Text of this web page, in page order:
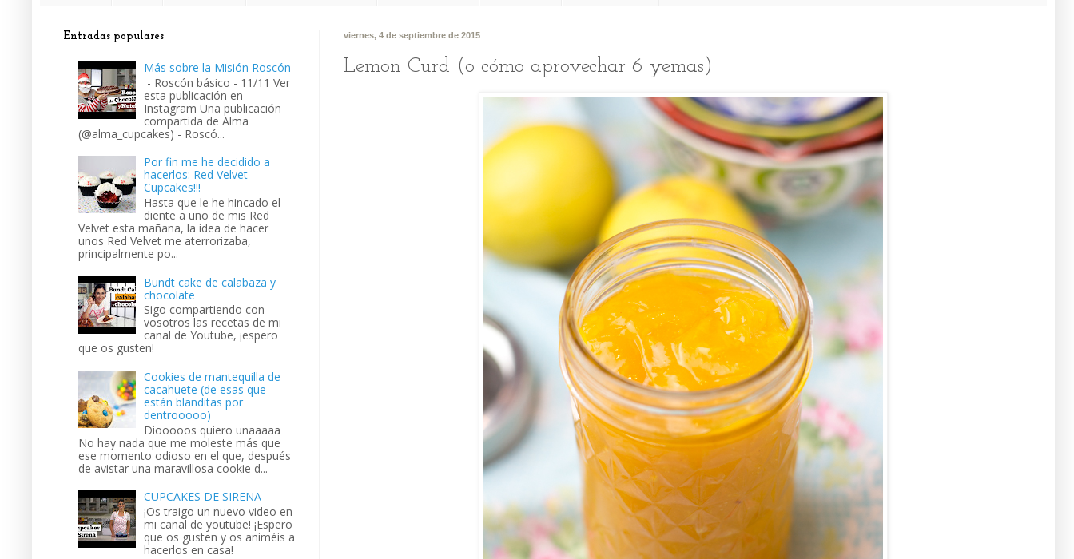
viernes, 4 de septiembre de 2015
Lemon Curd (o cómo aprovechar 6 yemas)
Entradas populares
Más sobre la Misión Roscón
- Roscón básico - 11/11 Ver
esta publicación en
Instagram Una publicación
compartida de Alma
(@alma_cupcakes) - Roscó...
Por fin me he decidido a
hacerlos: Red Velvet
Cupcakes!!!
Hasta que le he hincado el
diente a uno de mis Red
Velvet esta mañana, la idea de hacer
unos Red Velvet me aterrorizaba,
principalmente po...
Bundt cake de calabaza y
chocolate
Sigo compartiendo con
vosotros las recetas de mi
canal de Youtube, ¡espero
que os gusten!
Cookies de mantequilla de
cacahuete (de esas que
están blanditas por
dentrooooo)
Diooooos quiero unaaaaa
No hay nada que me moleste más que
ese momento odioso en el que, después
de avistar una maravillosa cookie d...
CUPCAKES DE SIRENA
¡Os traigo un nuevo video en
mi canal de youtube! ¡Espero
que os gusten y os animéis a
hacerlos en casa!